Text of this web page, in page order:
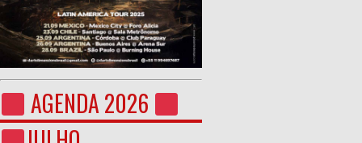
AGENDA 2026